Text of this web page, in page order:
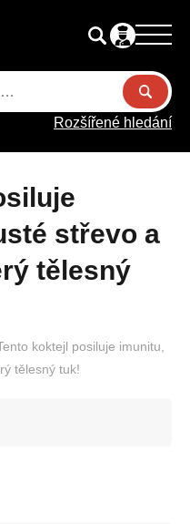
Rozšířené hledání
střevo a
tělesný
koktejl posiluje imunitu,
tělesný tuk!